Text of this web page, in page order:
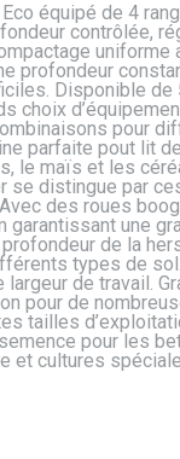
équipé de 4
contrôlée,
uniforme
profondeur
Disponible de
choix
pour
parfaite pout lit
le maïs et les
se distingue par
des roues
garantissant une
de la
types de
de travail.
pour de
tailles
pour les
et cultures